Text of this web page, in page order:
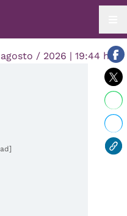
/ 2026 | 19:44 hrs.